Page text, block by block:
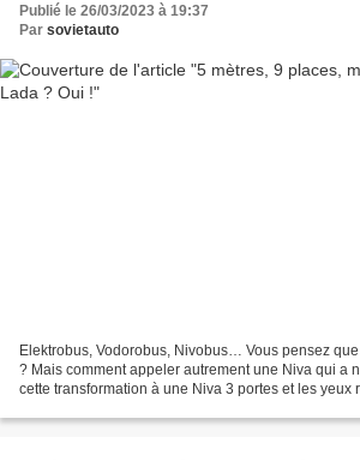
Publié le 26/03/2023 à 19:37
Par sovietauto
Elektrobus, Vodorobus, Nivobus… Vous pensez que
? Mais comment appeler autrement une Niva qui a
cette transformation à une Niva 3 portes et les yeux